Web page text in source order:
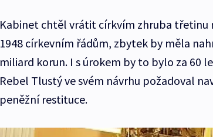
Kabinet chtěl vrátit církvím zhruba třetinu
1948 církevním řádům, zbytek by měla
miliard korun. I s úrokem by to bylo za 60
Rebel Tlustý ve svém návrhu požadoval
peněžní restituce.